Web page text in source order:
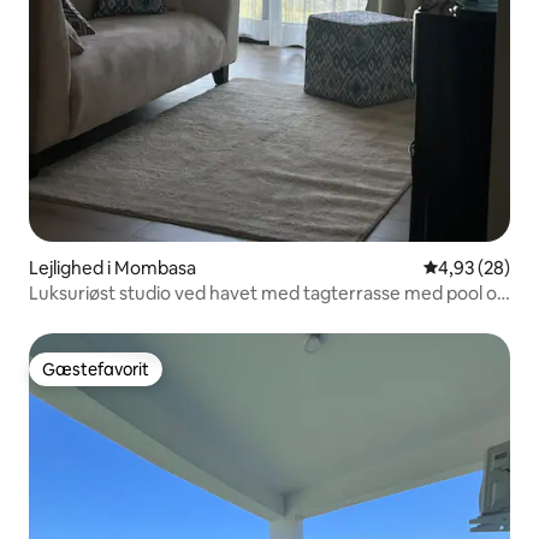
Lejlighed i Mombasa 4,93 ud af 5 i
4,93 (28)
Luksuriøst studio ved havet med tagterrasse med pool og
Gæstefavorit
Gæstefavorit